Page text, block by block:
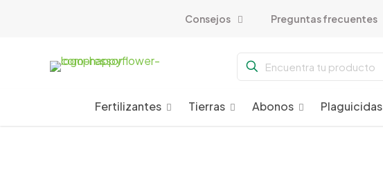
Consejos Preguntas frecuentes
Fertilizantes Tierras Abonos Plaguicidas